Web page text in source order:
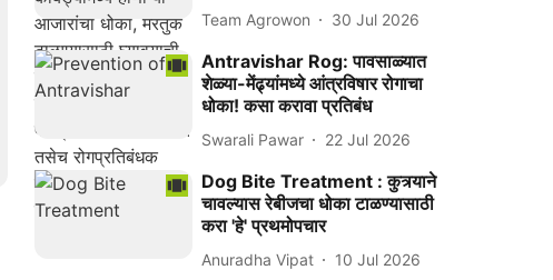
Team Agrowon 30 Jul 2026
Antravishar Rog: पावसाळ्यात
शेळ्या-मेंढ्यांमध्ये आंत्रविषार रोगाचा
धोका! कसा करावा प्रतिबंध
Swarali Pawar 22 Jul 2026
Dog Bite Treatment : कुत्र्याने
चावल्यास रेबीजचा धोका टाळण्यासाठी
करा 'हे' प्रथमोपचार
Anuradha Vipat 10 Jul 2026